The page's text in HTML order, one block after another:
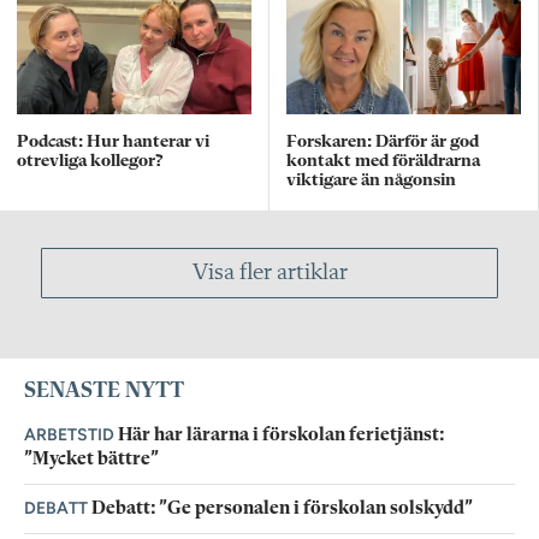
Podcast: Hur hanterar vi
otrevliga kollegor?
Forskaren: Därför är god
kontakt med föräldrarna
viktigare än någonsin
Visa fler artiklar
SENASTE NYTT
ARBETSTIDHär har lärarna i förskolan ferietjänst:
”Mycket bättre”
DEBATTDebatt: ”Ge personalen i förskolan solskydd”